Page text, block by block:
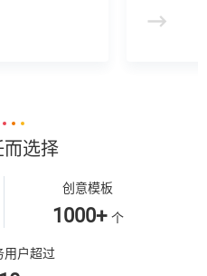
景虚拟人产
景，可广
而选择
创意模板
1000+ 个
用户超过